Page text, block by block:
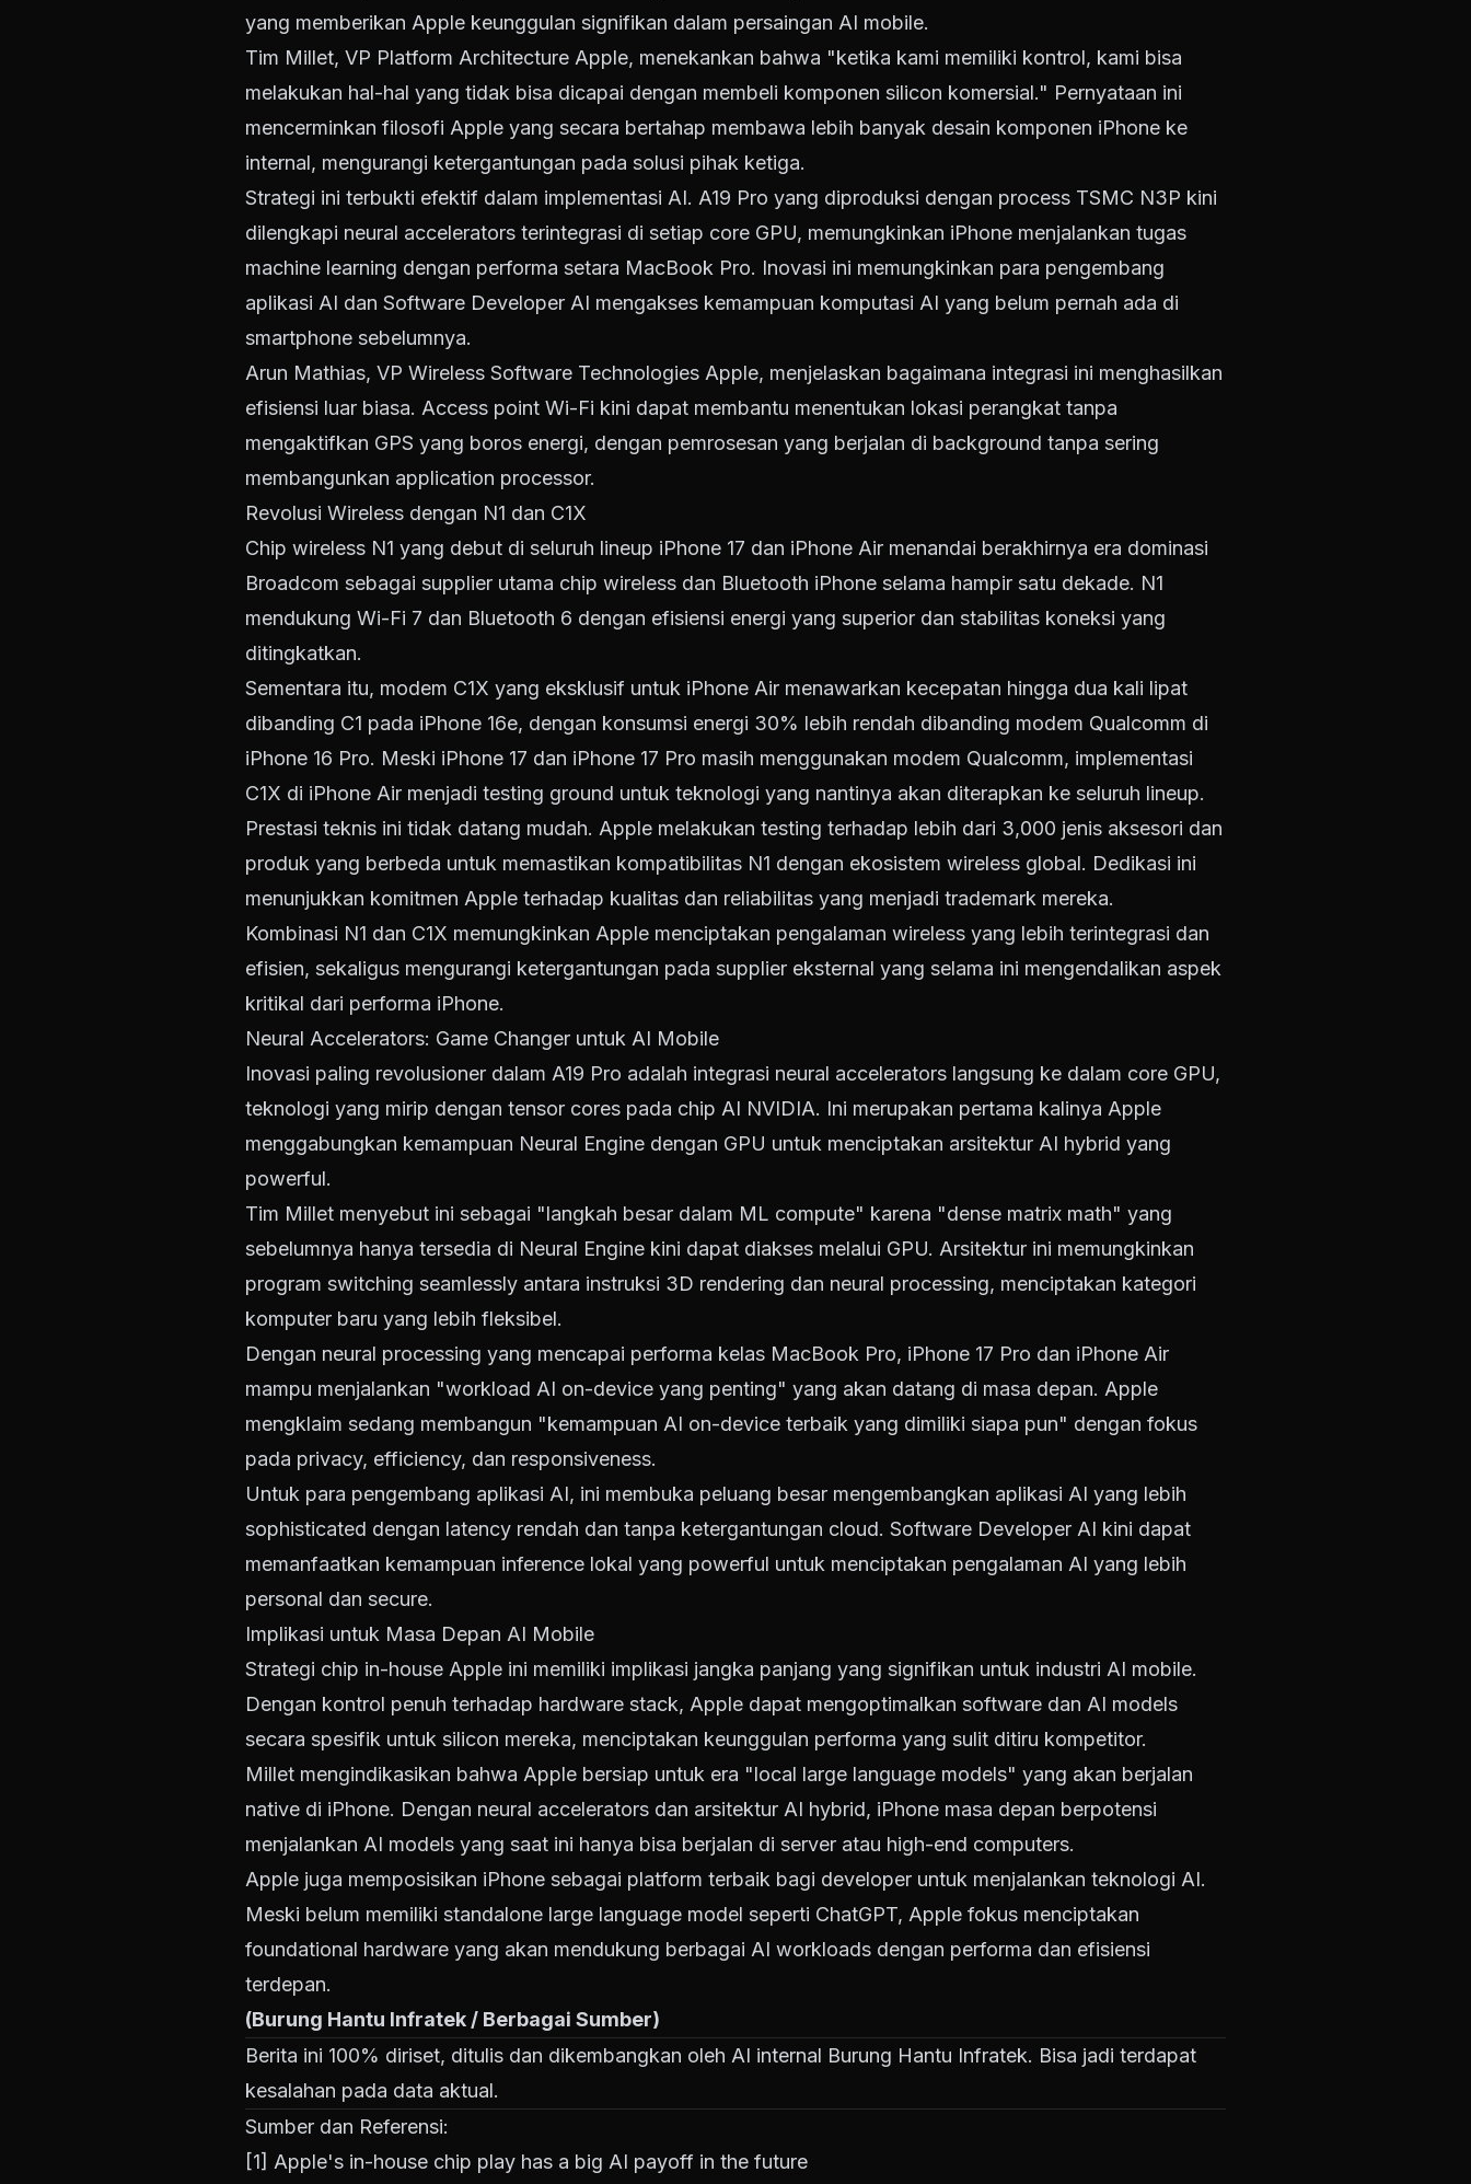
yang memberikan Apple keunggulan signifikan dalam persaingan AI mobile.
Tim Millet, VP Platform Architecture Apple, menekankan bahwa "ketika kami memiliki kontrol, kami bisa
melakukan hal-hal yang tidak bisa dicapai dengan membeli komponen silicon komersial." Pernyataan ini
mencerminkan filosofi Apple yang secara bertahap membawa lebih banyak desain komponen iPhone ke
internal, mengurangi ketergantungan pada solusi pihak ketiga.
Strategi ini terbukti efektif dalam implementasi AI. A19 Pro yang diproduksi dengan process TSMC N3P kini
dilengkapi neural accelerators terintegrasi di setiap core GPU, memungkinkan iPhone menjalankan tugas
machine learning dengan performa setara MacBook Pro. Inovasi ini memungkinkan para pengembang
aplikasi AI dan Software Developer AI mengakses kemampuan komputasi AI yang belum pernah ada di
smartphone sebelumnya.
Arun Mathias, VP Wireless Software Technologies Apple, menjelaskan bagaimana integrasi ini menghasilkan
efisiensi luar biasa. Access point Wi-Fi kini dapat membantu menentukan lokasi perangkat tanpa
mengaktifkan GPS yang boros energi, dengan pemrosesan yang berjalan di background tanpa sering
membangunkan application processor.
Revolusi Wireless dengan N1 dan C1X
Chip wireless N1 yang debut di seluruh lineup iPhone 17 dan iPhone Air menandai berakhirnya era dominasi
Broadcom sebagai supplier utama chip wireless dan Bluetooth iPhone selama hampir satu dekade. N1
mendukung Wi-Fi 7 dan Bluetooth 6 dengan efisiensi energi yang superior dan stabilitas koneksi yang
ditingkatkan.
Sementara itu, modem C1X yang eksklusif untuk iPhone Air menawarkan kecepatan hingga dua kali lipat
dibanding C1 pada iPhone 16e, dengan konsumsi energi 30% lebih rendah dibanding modem Qualcomm di
iPhone 16 Pro. Meski iPhone 17 dan iPhone 17 Pro masih menggunakan modem Qualcomm, implementasi
C1X di iPhone Air menjadi testing ground untuk teknologi yang nantinya akan diterapkan ke seluruh lineup.
Prestasi teknis ini tidak datang mudah. Apple melakukan testing terhadap lebih dari 3,000 jenis aksesori dan
produk yang berbeda untuk memastikan kompatibilitas N1 dengan ekosistem wireless global. Dedikasi ini
menunjukkan komitmen Apple terhadap kualitas dan reliabilitas yang menjadi trademark mereka.
Kombinasi N1 dan C1X memungkinkan Apple menciptakan pengalaman wireless yang lebih terintegrasi dan
efisien, sekaligus mengurangi ketergantungan pada supplier eksternal yang selama ini mengendalikan aspek
kritikal dari performa iPhone.
Neural Accelerators: Game Changer untuk AI Mobile
Inovasi paling revolusioner dalam A19 Pro adalah integrasi neural accelerators langsung ke dalam core GPU,
teknologi yang mirip dengan tensor cores pada chip AI NVIDIA. Ini merupakan pertama kalinya Apple
menggabungkan kemampuan Neural Engine dengan GPU untuk menciptakan arsitektur AI hybrid yang
powerful.
Tim Millet menyebut ini sebagai "langkah besar dalam ML compute" karena "dense matrix math" yang
sebelumnya hanya tersedia di Neural Engine kini dapat diakses melalui GPU. Arsitektur ini memungkinkan
program switching seamlessly antara instruksi 3D rendering dan neural processing, menciptakan kategori
komputer baru yang lebih fleksibel.
Dengan neural processing yang mencapai performa kelas MacBook Pro, iPhone 17 Pro dan iPhone Air
mampu menjalankan "workload AI on-device yang penting" yang akan datang di masa depan. Apple
mengklaim sedang membangun "kemampuan AI on-device terbaik yang dimiliki siapa pun" dengan fokus
pada privacy, efficiency, dan responsiveness.
Untuk para pengembang aplikasi AI, ini membuka peluang besar mengembangkan aplikasi AI yang lebih
sophisticated dengan latency rendah dan tanpa ketergantungan cloud. Software Developer AI kini dapat
memanfaatkan kemampuan inference lokal yang powerful untuk menciptakan pengalaman AI yang lebih
personal dan secure.
Implikasi untuk Masa Depan AI Mobile
Strategi chip in-house Apple ini memiliki implikasi jangka panjang yang signifikan untuk industri AI mobile.
Dengan kontrol penuh terhadap hardware stack, Apple dapat mengoptimalkan software dan AI models
secara spesifik untuk silicon mereka, menciptakan keunggulan performa yang sulit ditiru kompetitor.
Millet mengindikasikan bahwa Apple bersiap untuk era "local large language models" yang akan berjalan
native di iPhone. Dengan neural accelerators dan arsitektur AI hybrid, iPhone masa depan berpotensi
menjalankan AI models yang saat ini hanya bisa berjalan di server atau high-end computers.
Apple juga memposisikan iPhone sebagai platform terbaik bagi developer untuk menjalankan teknologi AI.
Meski belum memiliki standalone large language model seperti ChatGPT, Apple fokus menciptakan
foundational hardware yang akan mendukung berbagai AI workloads dengan performa dan efisiensi
terdepan.
(Burung Hantu Infratek / Berbagai Sumber)
Berita ini 100% diriset, ditulis dan dikembangkan oleh AI internal Burung Hantu Infratek. Bisa jadi terdapat
kesalahan pada data aktual.
Sumber dan Referensi:
[1] Apple's in-house chip play has a big AI payoff in the future